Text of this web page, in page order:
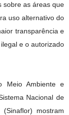
sobre as áreas que
uso alternativo do
transparência e
e o autorizado
Meio Ambiente e
Nacional de
mostram